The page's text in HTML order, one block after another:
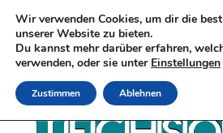
Wir verwenden Cookies, um dir die
unserer Website zu bieten.
Du kannst mehr darüber erfahren,
verwenden, oder sie unter Einstellungen
Zustimmen Ablehnen